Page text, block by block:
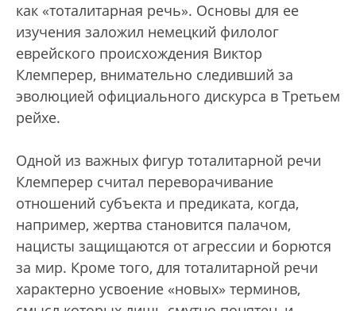
как «тоталитарная речь». Основы для ее
изучения заложил немецкий филолог
еврейского происхождения Виктор
Клемперер, внимательно следивший за
эволюцией официального дискурса в Третьем
рейхе.
Одной из важных фигур тоталитарной речи
Клемперер считал переворачивание
отношений субъекта и предиката, когда,
например, жертва становится палачом,
нацисты защищаются от агрессии и борются
за мир. Кроме того, для тоталитарной речи
характерно усвоение «новых» терминов,